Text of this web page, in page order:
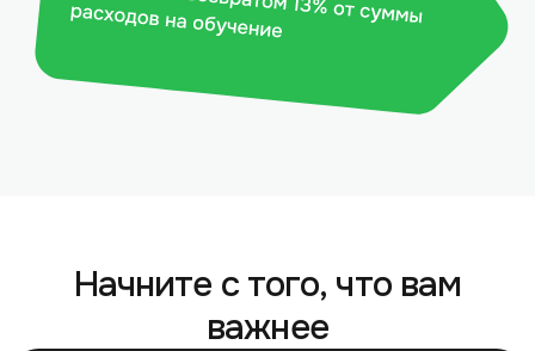
Начните с того, что вам
важнее